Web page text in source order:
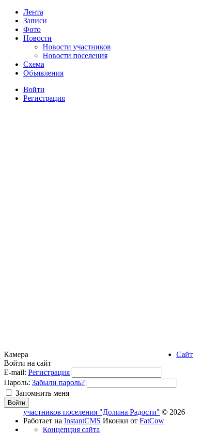
Лента
Записи
Фото
Новости
Новости участников
Новости поселения
Схема
Объявления
Войти
Регистрация
Камера
Войти на сайт
E-mail: Регистрация
Пароль: Забыли пароль?
Запомнить меня
Сайт
участников поселения "Долина Радости" © 2026
Работает на InstantCMS Иконки от FatCow
Концепция сайта